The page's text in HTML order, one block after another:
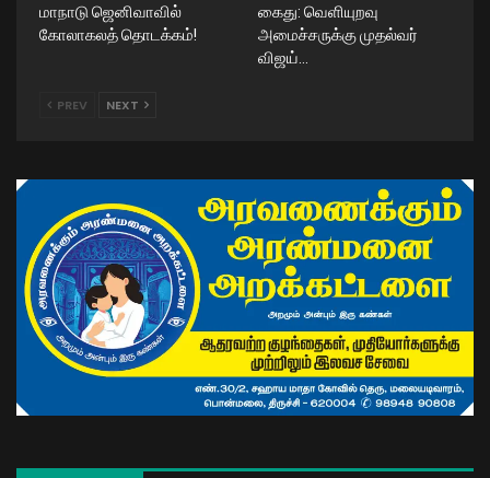
மாநாடு ஜெனிவாவில்
கோலாகலத் தொடக்கம்!
கைது: வெளியுறவு
அமைச்சருக்கு முதல்வர்
விஜய்…
PREV NEXT